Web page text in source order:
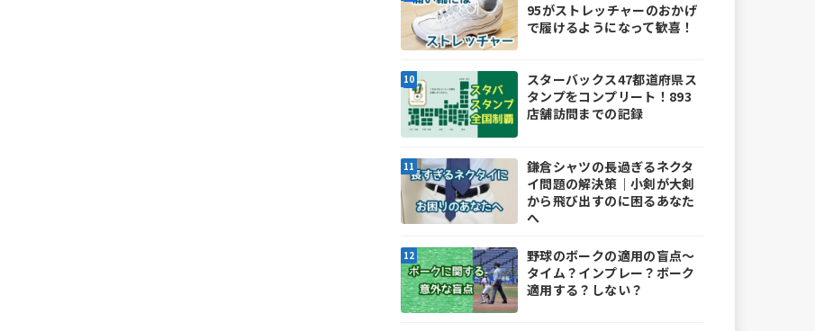
95がストレッチャーのおかげ
で履けるようになって歓喜！
スターバックス47都道府県ス
タンプをコンプリート！893
店舗訪問までの記録
鎌倉シャツの長過ぎるネクタ
イ問題の解決策｜小剣が大剣
から飛び出すのに困るあなた
へ
野球のボークの適用の盲点～
タイム？インプレー？ボーク
適用する？しない？